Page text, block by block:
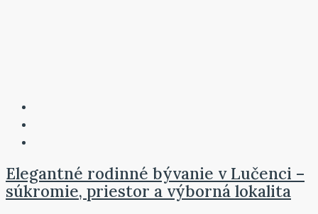
Elegantné rodinné bývanie v Lučenci –
súkromie, priestor a výborná lokalita